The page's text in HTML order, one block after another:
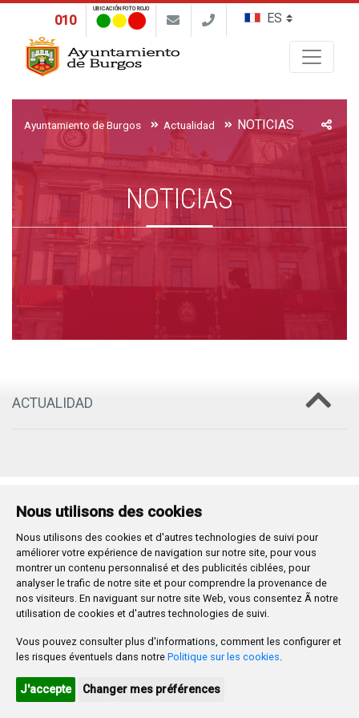
Nous utilisons des cookies
Nous utilisons des cookies et d'autres technologies de suivi pour
améliorer votre expérience de navigation sur notre site, pour vous
montrer un contenu personnalisé et des publicités ciblées, pour
analyser le trafic de notre site et pour comprendre la provenance de
nos visiteurs. En naviguant sur notre site Web, vous consentez Ã notre
utilisation de cookies et d'autres technologies de suivi.
Vous pouvez consulter plus d'informations, comment les configurer et
les risques éventuels dans notre Politique sur les cookies.
J'accepte Changer mes préférences
010
UBICACIÓN FOTO ROJO
Ayuntamiento de Burgos Actualidad NOTICIAS
NOTICIAS
ACTUALIDAD
Plaza Mayor 1- 09071
CONTACTO | AVISOS, QUEJAS Y SUGERENCIAS
CANAL DE DENUNCIAS
MAPA WEB
AVISO LEGAL
POLÍTICA DE PRIVACIDAD
ACCESIBILIDAD
PROMUEVE BURGOS
HTML 5 CSS3 WAI 'AA'